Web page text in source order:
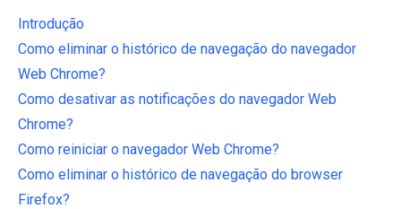
Introdução
Como eliminar o histórico de navegação do navegador
Web Chrome?
Como desativar as notificações do navegador Web
Chrome?
Como reiniciar o navegador Web Chrome?
Como eliminar o histórico de navegação do browser
Firefox?